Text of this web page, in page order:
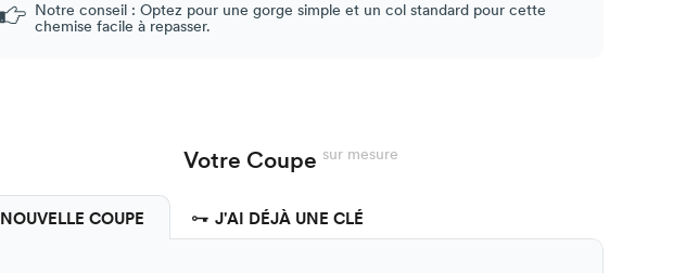
Notre conseil : Optez pour une gorge simple et un col standard pour cette
chemise facile à repasser.
Votre Coupe sur mesure
NOUVELLE COUPE J'AI DÉJÀ UNE CLÉ